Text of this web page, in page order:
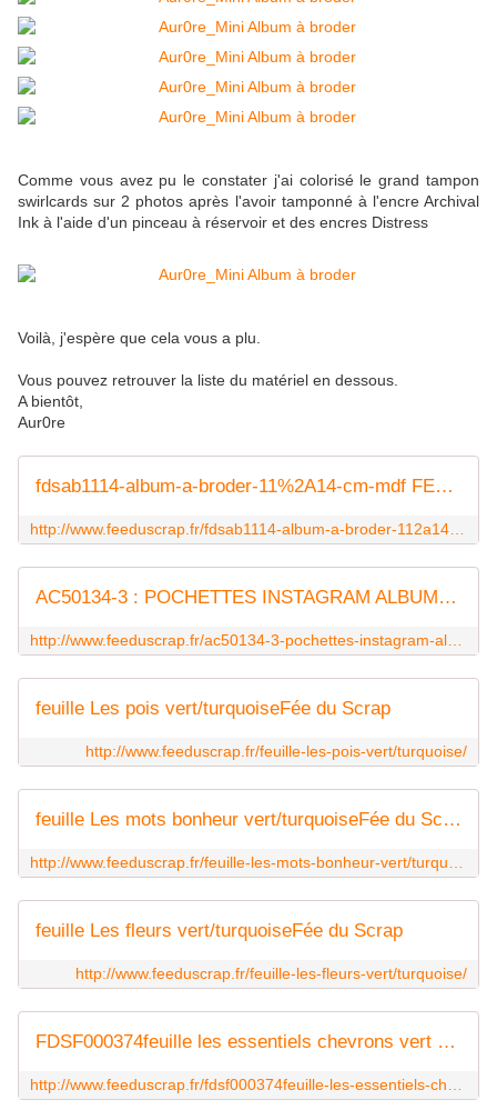
Comme vous avez pu le constater j'ai colorisé le grand tampon
swirlcards sur 2 photos après l'avoir tamponné à l'encre Archival
Ink à l'aide d'un pinceau à réservoir et des encres Distress
Voilà, j'espère que cela vous a plu.
Vous pouvez retrouver la liste du matériel en dessous.
A bientôt,
Aur0re
fdsab1114-album-a-broder-11%2A14-cm-mdf FEE DU SCRAP
AC50134-3 : POCHETTES INSTAGRAM ALBUM MADE EA3
feuille Les pois vert/turquoiseFée du Scrap
http://www.feeduscrap.fr/feuille-les-pois-vert/turquoise/
feuille Les mots bonheur vert/turquoiseFée du Scrap
feuille Les fleurs vert/turquoiseFée du Scrap
http://www.feeduscrap.fr/feuille-les-fleurs-vert/turquoise/
FDSF000374feuille les essentiels chevrons vert pâle chicfee du scrap